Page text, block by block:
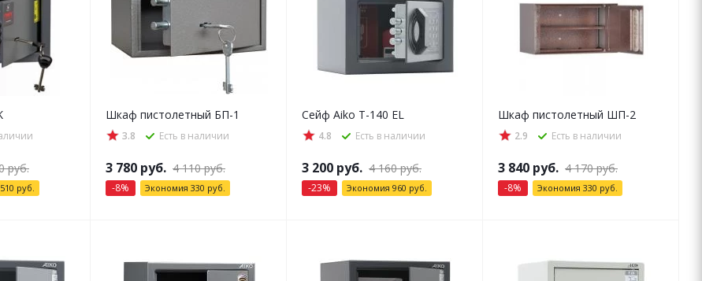
руб.
510 руб.
Шкаф пистолетный БП-1
3.8 Есть в наличии
3 780 руб. 4 110руб.
-8% Экономия 330 руб.
Сейф Aiko T-140 EL
4.8 Есть в наличии
3 200 руб. 4 160руб.
-23% Экономия 960 руб.
Шкаф пистолетный ШП-2
2.9 Есть в наличии
3 840 руб. 4 170руб.
-8% Экономия 330 руб.